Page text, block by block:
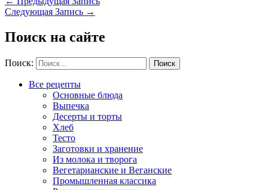
Следующая Запись →
Поиск на сайте
Поиск:
Все рецепты
Основные блюда
Выпечка
Десерты и торты
Хлеб
Тесто
Заготовки и хранение
Из молока и творога
Вегетарианские и Веганские
Промышленная классика